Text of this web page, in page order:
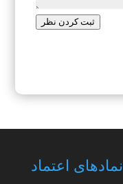
ثبت کردن نظر
نمادهای اعتماد